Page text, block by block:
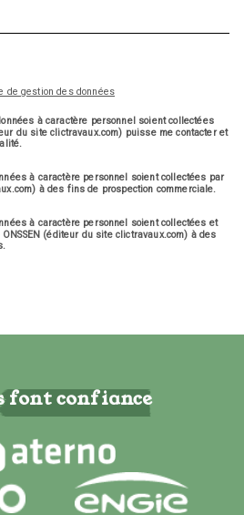
de gestion des données
à caractère personnel soient collectées
du site clictravaux.com) puisse me contacter et
à caractère personnel soient collectées par
à des fins de prospection commerciale.
à caractère personnel soient collectées et
(éditeur du site clictravaux.com) à des
font confiance